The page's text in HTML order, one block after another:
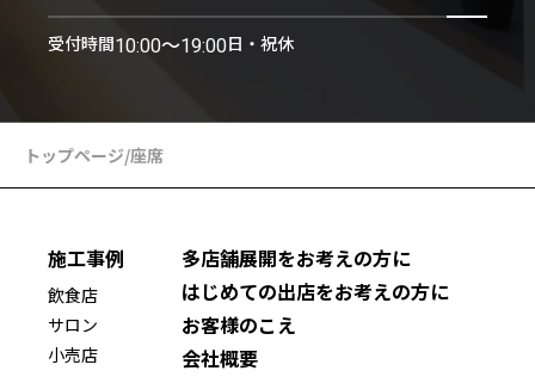
受付時間10:00〜19:00日・祝休
トップページ/座席
施工事例
飲食店
サロン
小売店
多店舗展開をお考えの方に
はじめての出店をお考えの方に
お客様のこえ
会社概要